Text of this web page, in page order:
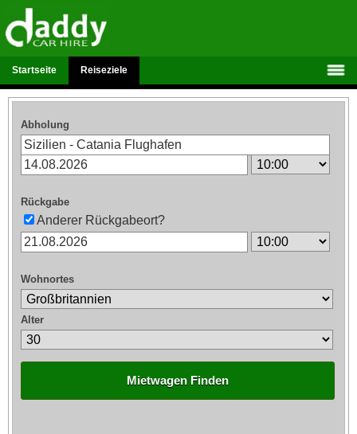
Startseite Reiseziele
Abholung
Rückgabe
Anderer Rückgabeort?
Wohnortes
Alter
Mietwagen Finden